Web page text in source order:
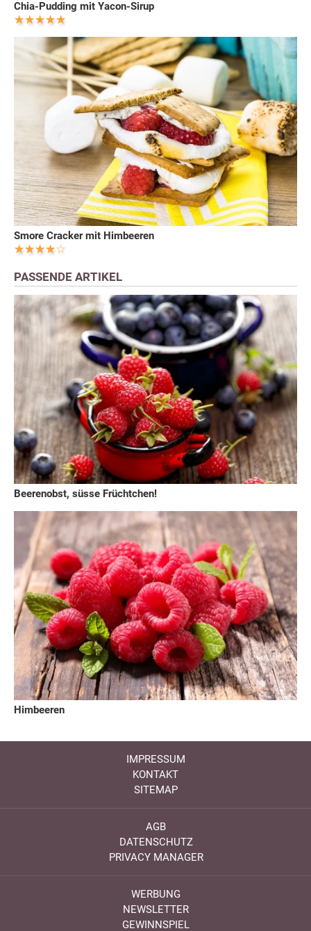
Chia-Pudding mit Yacon-Sirup
Smore Cracker mit Himbeeren
PASSENDE ARTIKEL
Beerenobst, süsse Früchtchen!
Himbeeren
IMPRESSUM
KONTAKT
SITEMAP
AGB
DATENSCHUTZ
PRIVACY MANAGER
WERBUNG
NEWSLETTER
GEWINNSPIEL